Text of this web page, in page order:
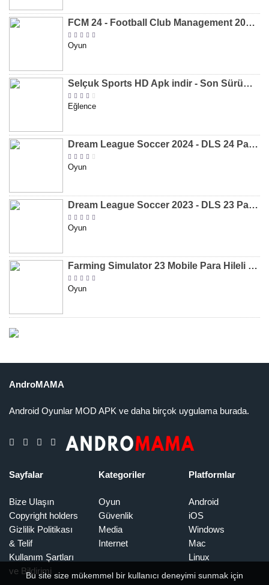
FCM 24 - Football Club Management 2024 Para Hileli MOD APK indir [v1.0.4]
Oyun
Selçuk Sports HD Apk indir - Son Sürüm 2024 [2.0.1.9]
Eğlence
Dream League Soccer 2024 - DLS 24 Para Hileli MOD APK indir [v11.050]
Oyun
Dream League Soccer 2023 - DLS 23 Para Hileli MOD APK [v11.020]
Oyun
Farming Simulator 23 Mobile Para Hileli MOD APK indir [v0.0.0.8]
Oyun
AndroMAMA
Android Oyunlar MOD APK ve daha birçok uygulama burada.
Sayfalar
Bize Ulaşın
Copyright holders
Gizlilik Politikası
& Telif
Kullanım Şartları
ve Bildirimi
Kategoriler
Oyun
Güvenlik
Media
Internet
Platformlar
Android
iOS
Windows
Mac
Linux
Bu site size mükemmel bir kullanıcı deneyimi sunmak için